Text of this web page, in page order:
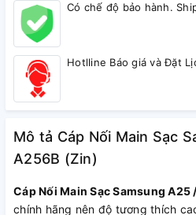
Có chế độ bảo hành.
Hotlline Báo giá và Đặt
Mô tả Cáp Nối Main Sạc
A256B (Zin)
Cáp Nối Main Sạc Samsung A25
chính hãng nên độ tương thích